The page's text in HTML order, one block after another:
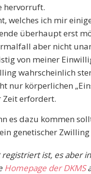
hervorruft.
welches ich mir
überhaupt erst
aber nicht
von meiner
wahrscheinlich
nur körperlichen
Zeit erfordert.
es dazu kommen
genetischer Zwilling
registriert ist, es aber
Homepage der DKMS